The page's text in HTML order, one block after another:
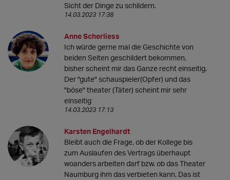
Sicht der Dinge zu schildern.
14.03.2023 17:38
Anne Scherliess
Ich würde gerne mal die Geschichte von
beiden Seiten geschildert bekommen,
bisher scheint mir das Ganze recht einseitig.
Der "gute" schauspieler(Opfer) und das
"böse" theater (Täter) scheint mir sehr
einseitig
14.03.2023 17:13
Karsten Engelhardt
Bleibt auch die Frage, ob der Kollege bis
zum Auslaufen des Vertrags überhaupt
woanders arbeiten darf bzw. ob das Theater
Naumburg ihm das verbieten kann. Das ist